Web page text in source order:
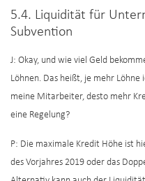
5.4. Liquidität für
Subvention
J: Okay, und wie viel Geld
Löhnen. Das heißt, je mehr Löhne
meine Mitarbeiter, desto mehr
eine Regelung?
P: Die maximale Kredit Höhe ist
des Vorjahres 2019 oder das